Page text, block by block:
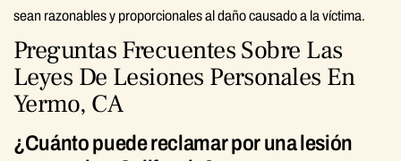
sean razonables y proporcionales al daño causado a la víctima.
Preguntas Frecuentes Sobre Las
Leyes De Lesiones Personales En
Yermo, CA
¿Cuánto puede reclamar por una lesión